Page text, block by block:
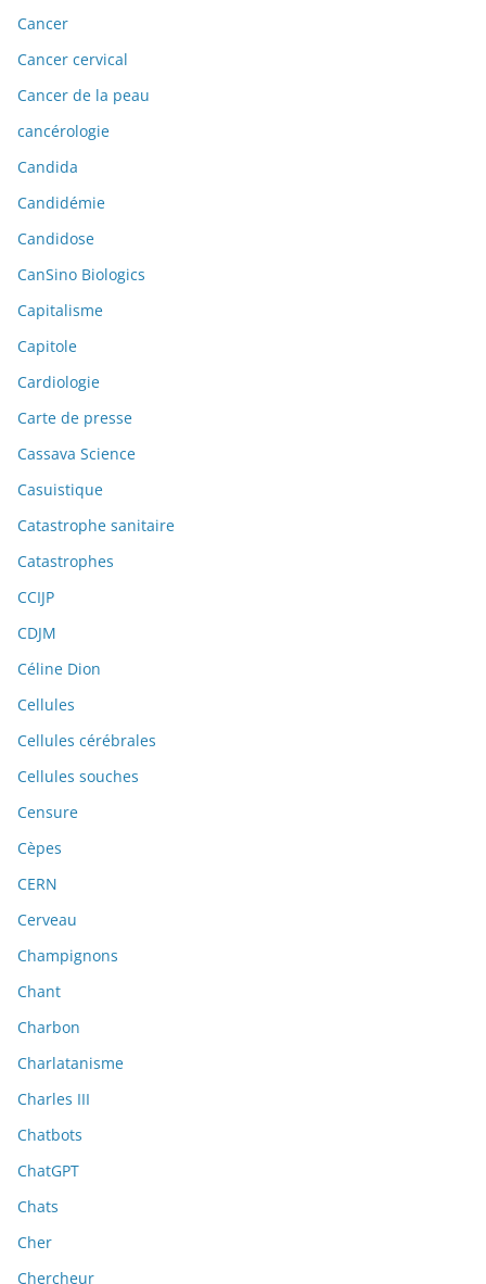
Cancer
Cancer cervical
Cancer de la peau
cancérologie
Candida
Candidémie
Candidose
CanSino Biologics
Capitalisme
Capitole
Cardiologie
Carte de presse
Cassava Science
Casuistique
Catastrophe sanitaire
Catastrophes
CCIJP
CDJM
Céline Dion
Cellules
Cellules cérébrales
Cellules souches
Censure
Cèpes
CERN
Cerveau
Champignons
Chant
Charbon
Charlatanisme
Charles III
Chatbots
ChatGPT
Chats
Cher
Chercheur